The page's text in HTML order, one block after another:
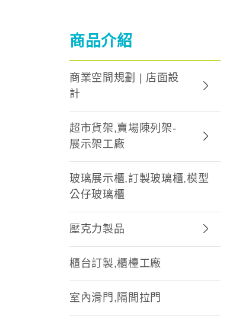
商品介紹
商業空間規劃 | 店面設
計
超市貨架,賣場陳列架-
展示架工廠
玻璃展示櫃,訂製玻璃櫃,模型
公仔玻璃櫃
壓克力製品
櫃台訂製,櫃檯工廠
室內滑門,隔間拉門